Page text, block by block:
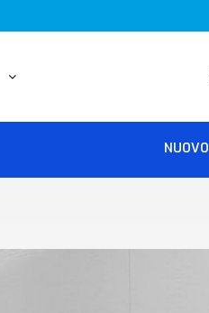
NUOVO